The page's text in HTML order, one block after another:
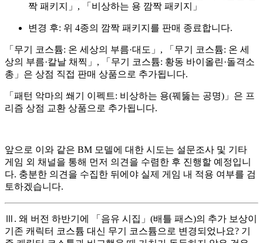
짝 패키지」, 「비상하는 용 깜짝 패키지」
변경 후: 위 4종의 깜짝 패키지를 판매 종료합니다.
「무기 코스튬: 온 세상의 부름·대도」, 「무기 코스튬: 온 세
상의 부름·칼날 채찍」, 「무기 코스튬: 황동 바이올린·돌격소
총」은 상점 직접 판매 상품으로 추가됩니다.
「패턴 악마의 쐐기 이펙트: 비상하는 용(꿰뚫는 공명)」은 프
리즘 상점 교환 상품으로 추가됩니다.
앞으로 이와 같은 BM 모델에 대한 시도는 설문조사 및 기타
게임 외 채널을 통해 먼저 의견을 수렴한 후 진행할 예정입니
다. 충분한 의견을 수집한 뒤에야 실제 게임 내 적용 여부를 검
토하겠습니다.
Ⅲ. 왜 버전 하반기에 「음유 시집」(배틀 패스)의 추가 보상이
기존 캐릭터 코스튬 대신 무기 코스튬으로 변경되었나요? 기